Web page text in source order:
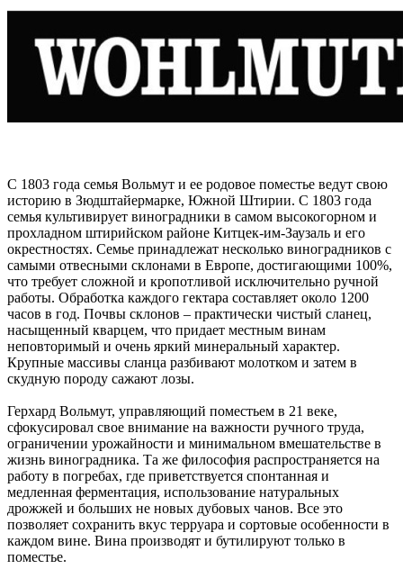
С 1803 года семья Вольмут и ее родовое поместье ведут свою
историю в Зюдштайермарке, Южной Штирии. С 1803 года
семья культивирует виноградники в самом высокогорном и
прохладном штирийском районе Китцек-им-Заузаль и его
окрестностях. Семье принадлежат несколько виноградников с
самыми отвесными склонами в Европе, достигающими 100%,
что требует сложной и кропотливой исключительно ручной
работы. Обработка каждого гектара составляет около 1200
часов в год. Почвы склонов – практически чистый сланец,
насыщенный кварцем, что придает местным винам
неповторимый и очень яркий минеральный характер.
Крупные массивы сланца разбивают молотком и затем в
скудную породу сажают лозы.
Герхард Вольмут, управляющий поместьем в 21 веке,
сфокусировал свое внимание на важности ручного труда,
ограничении урожайности и минимальном вмешательстве в
жизнь виноградника. Та же философия распространяется на
работу в погребах, где приветствуется спонтанная и
медленная ферментация, использование натуральных
дрожжей и больших не новых дубовых чанов. Все это
позволяет сохранить вкус терруара и сортовые особенности в
каждом вине. Вина производят и бутилируют только в
поместье.